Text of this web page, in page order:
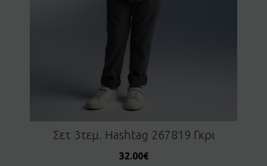
Σετ 3τεμ. Hashtag 267819 Γκρι
32.00€